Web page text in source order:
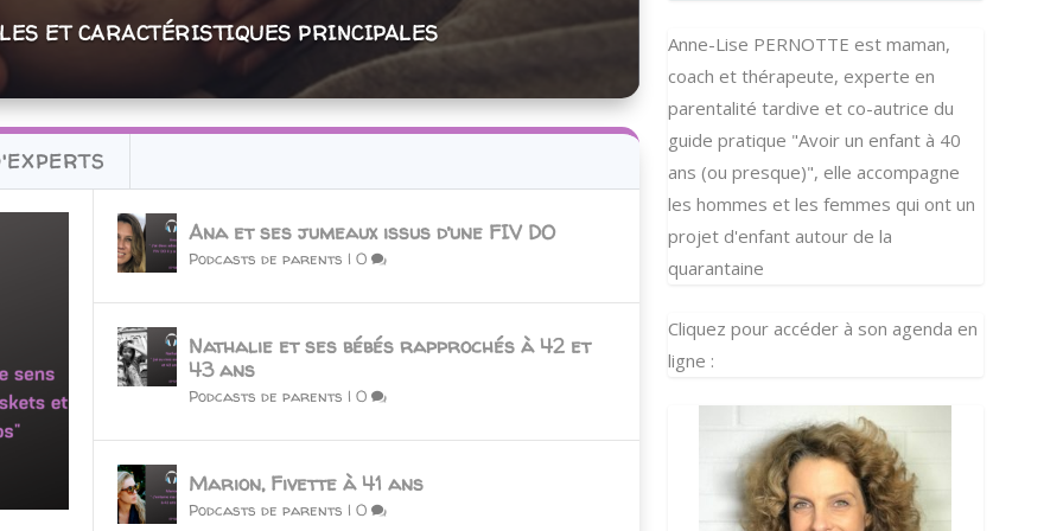
ET CARACTÉRISTIQUES PRINCIPALES
EXTRA-UTÉRINE
Ana et ses jumeaux issus d’une FIV DO
Podcasts de parents | 0
Nathalie et ses bébés rapprochés à 42 et
43 ans
Podcasts de parents | 0
Marion, Fivette à 41 ans
Podcasts de parents | 0
Anne-Lise PERNOTTE est maman,
coach et thérapeute, experte en
parentalité tardive et co-autrice du
guide pratique "Avoir un enfant à 40
ans (ou presque)", elle accompagne
les hommes et les femmes qui ont un
projet d'enfant autour de la
quarantaine
Cliquez pour accéder à son agenda en
ligne :